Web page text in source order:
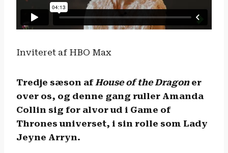
Inviteret af HBO Max
Tredje sæson afHouse of the Dragoner
over os, og denne gang ruller Amanda
Collin sig for alvor ud i Game of
Thrones universet, i sin rolle som Lady
Jeyne Arryn.